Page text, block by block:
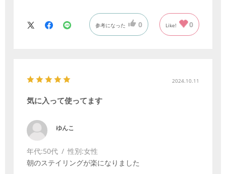
参考になった 0 Like! 0
2024.10.11
気に入って使ってます
ゆんこ
年代:50代 性別:女性
朝のステイリングが楽になりました